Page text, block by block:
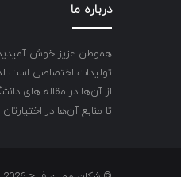
درباره ما
هموطن عزیز خوش
تولیدات اختصاصی است
از آن‌ها در مقاله های
تا منابع آن‌ها در اختیارتان